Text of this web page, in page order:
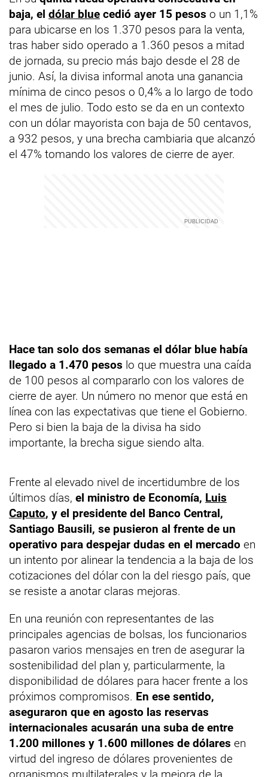
baja, el dólar blue cedió ayer 15 pesos o un 1,1%
para ubicarse en los 1.370 pesos para la venta,
tras haber sido operado a 1.360 pesos a mitad
de jornada, su precio más bajo desde el 28 de
junio. Así, la divisa informal anota una ganancia
mínima de cinco pesos o 0,4% a lo largo de todo
el mes de julio. Todo esto se da en un contexto
con un dólar mayorista con baja de 50 centavos,
a 932 pesos, y una brecha cambiaria que alcanzó
el 47% tomando los valores de cierre de ayer.
Hace tan solo dos semanas el dólar blue había
llegado a 1.470 pesos lo que muestra una caída
de 100 pesos al compararlo con los valores de
cierre de ayer. Un número no menor que está en
línea con las expectativas que tiene el Gobierno.
Pero si bien la baja de la divisa ha sido
importante, la brecha sigue siendo alta.
Frente al elevado nivel de incertidumbre de los
últimos días, el ministro de Economía, Luis
Caputo, y el presidente del Banco Central,
Santiago Bausili, se pusieron al frente de un
operativo para despejar dudas en el mercado en
un intento por alinear la tendencia a la baja de los
cotizaciones del dólar con la del riesgo país, que
se resiste a anotar claras mejoras.
En una reunión con representantes de las
principales agencias de bolsas, los funcionarios
pasaron varios mensajes en tren de asegurar la
sostenibilidad del plan y, particularmente, la
disponibilidad de dólares para hacer frente a los
próximos compromisos. En ese sentido,
aseguraron que en agosto las reservas
internacionales acusarán una suba de entre
1.200 millones y 1.600 millones de dólares en
virtud del ingreso de dólares provenientes de